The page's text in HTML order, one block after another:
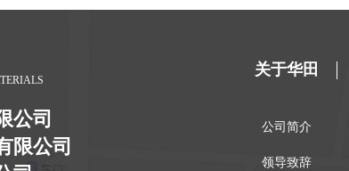
公司
限公司
关于华田
公司简介
领导致辞